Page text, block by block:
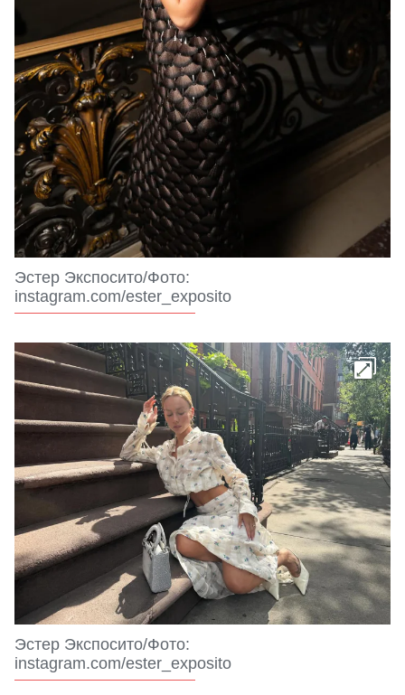
Эстер Экспосито/Фото:
instagram.com/ester_exposito
Эстер Экспосито/Фото:
instagram.com/ester_exposito